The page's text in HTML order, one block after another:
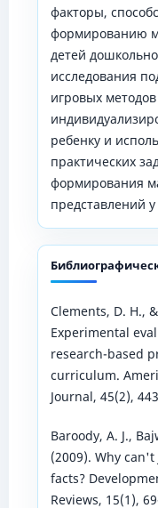
факторы,
формированию
детей
исследования
игровых
ребенку и
практических
формирования
представлений у
Clements, D. H.,
Experimental
research-based
curriculum.
Journal, 45(2),
Baroody, A. J.,
(2009). Why
facts?
Reviews, 15(1),